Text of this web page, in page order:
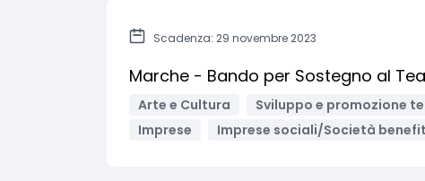
Scadenza: 29 novembre 2023
Marche - Bando per Sostegno al
Arte e Cultura Sviluppo e promozione
Imprese
Imprese sociali/Società benefit